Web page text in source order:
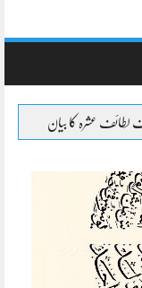
التشوف الی حقائق